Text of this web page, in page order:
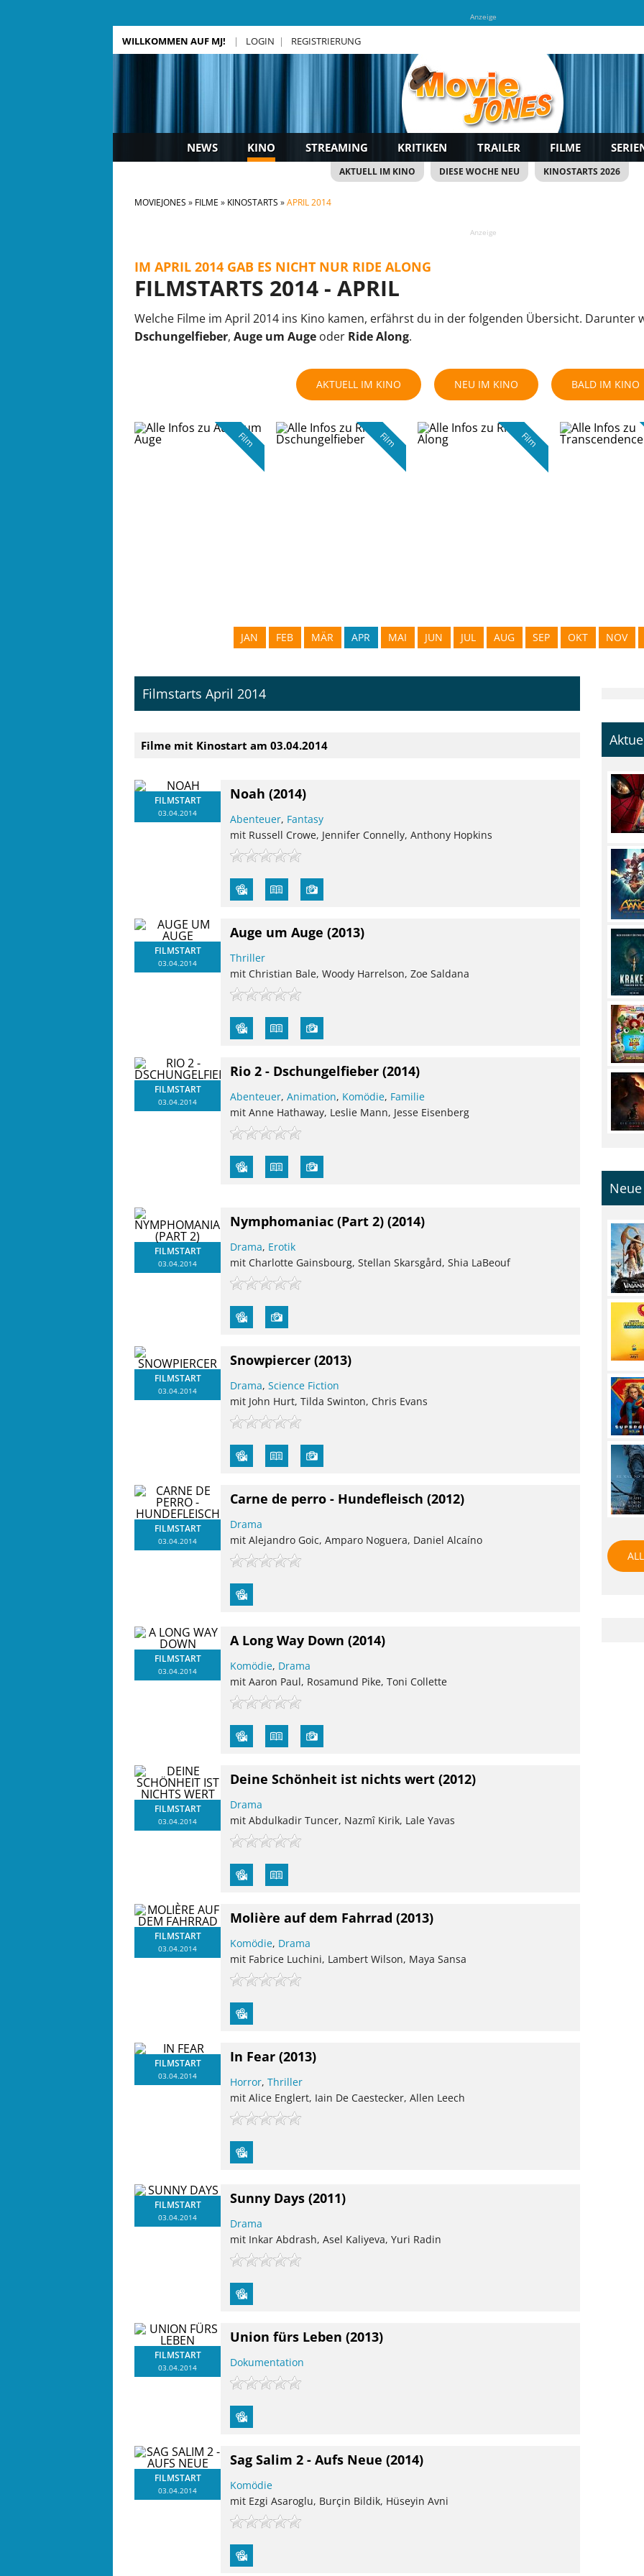
Anzeige
WILLKOMMEN AUF MJ! LOGIN REGISTRIERUNG
NEWS KINO STREAMING KRITIKEN TRAILER FILME
AKTUELL IM KINO DIESE WOCHE NEU KINOSTARTS 2026
MOVIEJONES FILME KINOSTARTS APRIL 2014
Anzeige
IM APRIL 2014 GAB ES NICHT NUR RIDE ALONG
FILMSTARTS 2014 - APRIL
Welche Filme im April 2014 ins Kino kamen, erfährst du in der folgenden Übersicht. Darunter
Dschungelfieber, Auge um Auge oder Ride Along.
AKTUELL IM KINO NEU IM KINO BALD IM KINO
Film Film Film
JAN FEB MÄR APR MAI JUN JUL AUG SEP OKT NOV
Filmstarts April 2014
Filme mit Kinostart am 03.04.2014
FILMSTART
03.04.2014
Noah (2014)
Abenteuer, Fantasy
mit Russell Crowe, Jennifer Connelly, Anthony Hopkins
FILMSTART
03.04.2014
Auge um Auge (2013)
Thriller
mit Christian Bale, Woody Harrelson, Zoe Saldana
FILMSTART
03.04.2014
Rio 2 - Dschungelfieber (2014)
Abenteuer,Animation, Komödie, Familie
mit Anne Hathaway, Leslie Mann, Jesse Eisenberg
FILMSTART
03.04.2014
Nymphomaniac (Part 2) (2014)
Drama, Erotik
mit Charlotte Gainsbourg, Stellan Skarsgård, Shia LaBeouf
FILMSTART
03.04.2014
Snowpiercer (2013)
Drama,Science Fiction
mit John Hurt, Tilda Swinton, Chris Evans
FILMSTART
03.04.2014
Carne de perro - Hundefleisch (2012)
Drama
mit Alejandro Goic, Amparo Noguera, Daniel Alcaíno
FILMSTART
03.04.2014
A Long Way Down (2014)
Komödie, Drama
mit Aaron Paul, Rosamund Pike, Toni Collette
FILMSTART
03.04.2014
Deine Schönheit ist nichts wert (2012)
Drama
mit Abdulkadir Tuncer, Nazmî Kirik, Lale Yavas
FILMSTART
03.04.2014
Molière auf dem Fahrrad (2013)
Komödie, Drama
mit Fabrice Luchini, Lambert Wilson, Maya Sansa
FILMSTART
03.04.2014
In Fear (2013)
Horror,Thriller
mit Alice Englert, Iain De Caestecker, Allen Leech
FILMSTART
03.04.2014
Sunny Days (2011)
Drama
mit Inkar Abdrash, Asel Kaliyeva, Yuri Radin
FILMSTART
03.04.2014
Union fürs Leben (2013)
Dokumentation
FILMSTART
03.04.2014
Sag Salim 2 - Aufs Neue (2014)
Komödie
mit Ezgi Asaroglu, Burçin Bildik, Hüseyin Avni